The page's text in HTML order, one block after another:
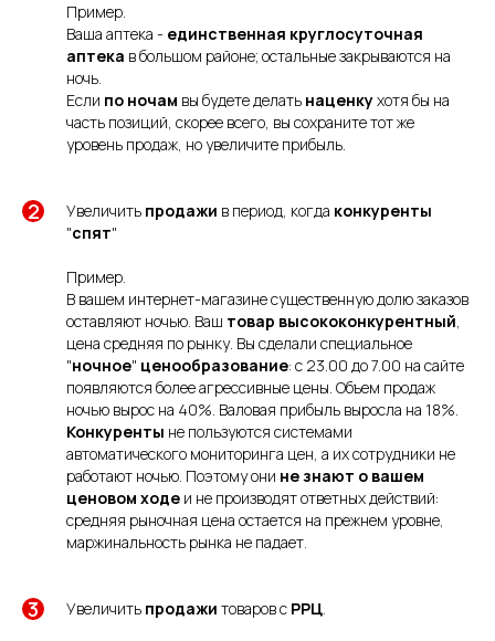
Пример.
Ваша аптека - единственная круглосуточная
аптека в большом районе; остальные закрываются на
ночь.
Если по ночам вы будете делать наценкухотя бы на
часть позиций, скорее всего, вы сохраните тот же
уровень продаж, но увеличите прибыль.
Увеличить продажи в период, когда конкуренты
"спят"
Пример.
В вашем интернет-магазине существенную долю заказов
оставляют ночью. Ваш товар высококонкурентный,
цена средняя по рынку. Вы сделали специальное
"ночное" ценообразование: с 23.00 до 7.00 на сайте
появляются более агрессивные цены. Объем продаж
ночью вырос на 40%. Валовая прибыль выросла на 18%.
Конкуренты не пользуются системами
автоматического мониторинга цен, а их сотрудники не
работают ночью. Поэтому они не знают о вашем
ценовом ходе и не производят ответных действий:
средняя рыночная цена остается на прежнем уровне,
маржинальность рынка не падает.
Увеличить продажи товаров с РРЦ.